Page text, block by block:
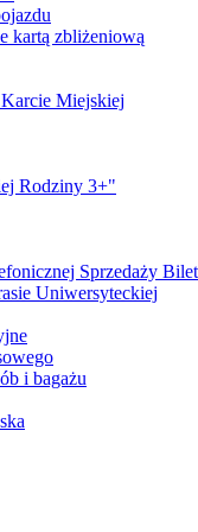
kartą zbliżeniową
Miejskiej
Rodziny 3+"
Sprzedaży
Uniwersyteckiej
i bagażu